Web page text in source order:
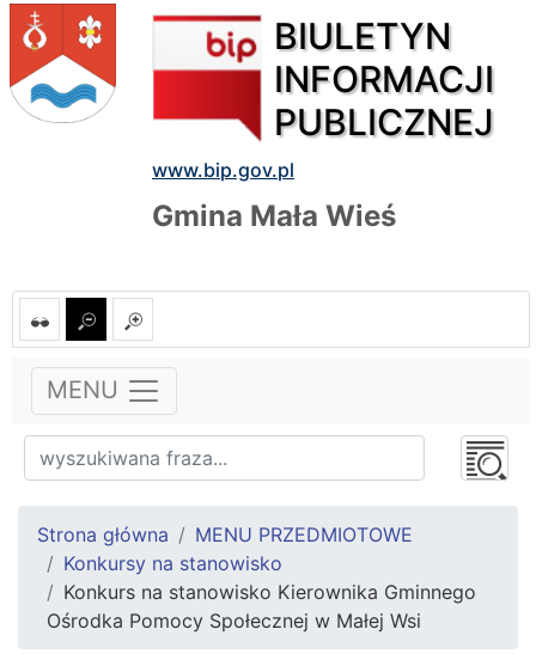
BIULETYN
INFORMACJI
PUBLICZNEJ
www.bip.gov.pl
Gmina Mała Wieś
MENU
Strona główna
MENU PRZEDMIOTOWE
Konkursy na stanowisko
Konkurs na stanowisko Kierownika Gminnego
Ośrodka Pomocy Społecznej w Małej Wsi